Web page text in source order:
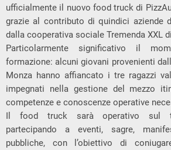
ufficialmente il nuovo food truck di
grazie al contributo di quindici aziende
dalla cooperativa sociale Tremenda XXL
Particolarmente significativo il
formazione: alcuni giovani provenienti
Monza hanno affiancato i tre ragazzi
impegnati nella gestione del mezzo
competenze e conoscenze operative
Il food truck sarà operativo sul
partecipando a eventi, sagre,
pubbliche, con l’obiettivo di